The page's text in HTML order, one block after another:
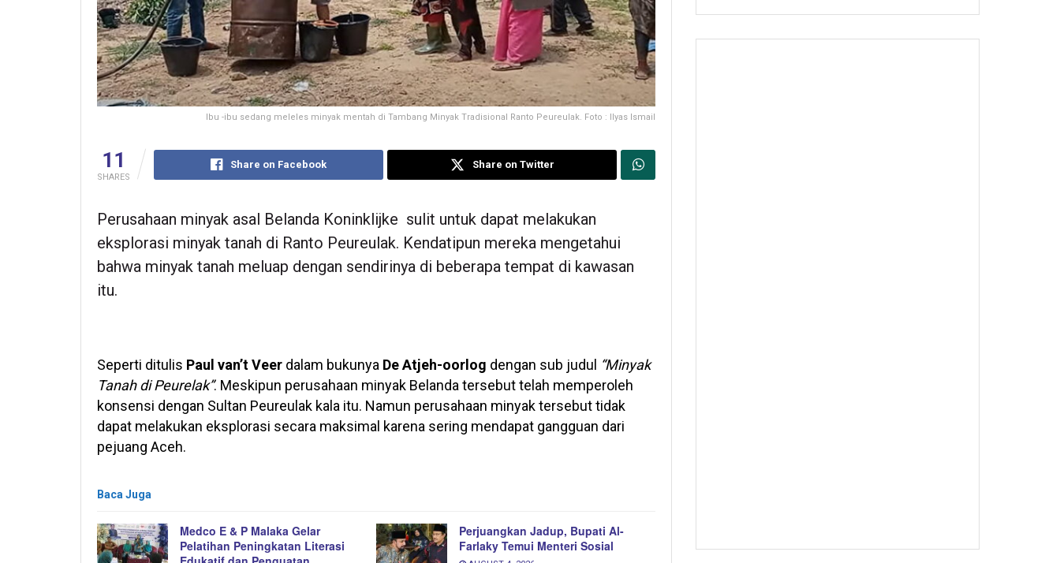
Ibu -ibu sedang meleles minyak mentah di Tambang Minyak Tradisional Ranto Peureulak. Foto : Ilyas Ismail
11
SHARES
Share on Facebook Share on Twitter
Perusahaan minyak asal Belanda Koninklijke sulit untuk dapat melakukan
eksplorasi minyak tanah di Ranto Peureulak. Kendatipun mereka mengetahui
bahwa minyak tanah meluap dengan sendirinya di beberapa tempat di kawasan
itu.
Seperti ditulis Paul van’t Veer dalam bukunya De Atjeh-oorlog dengan sub judul “Minyak
Tanah di Peurelak”. Meskipun perusahaan minyak Belanda tersebut telah memperoleh
konsensi dengan Sultan Peureulak kala itu. Namun perusahaan minyak tersebut tidak
dapat melakukan eksplorasi secara maksimal karena sering mendapat gangguan dari
pejuang Aceh.
Baca Juga
Medco E & P Malaka Gelar
Pelatihan Peningkatan Literasi
Perjuangkan Jadup, Bupati Al-
Farlaky Temui Menteri Sosial